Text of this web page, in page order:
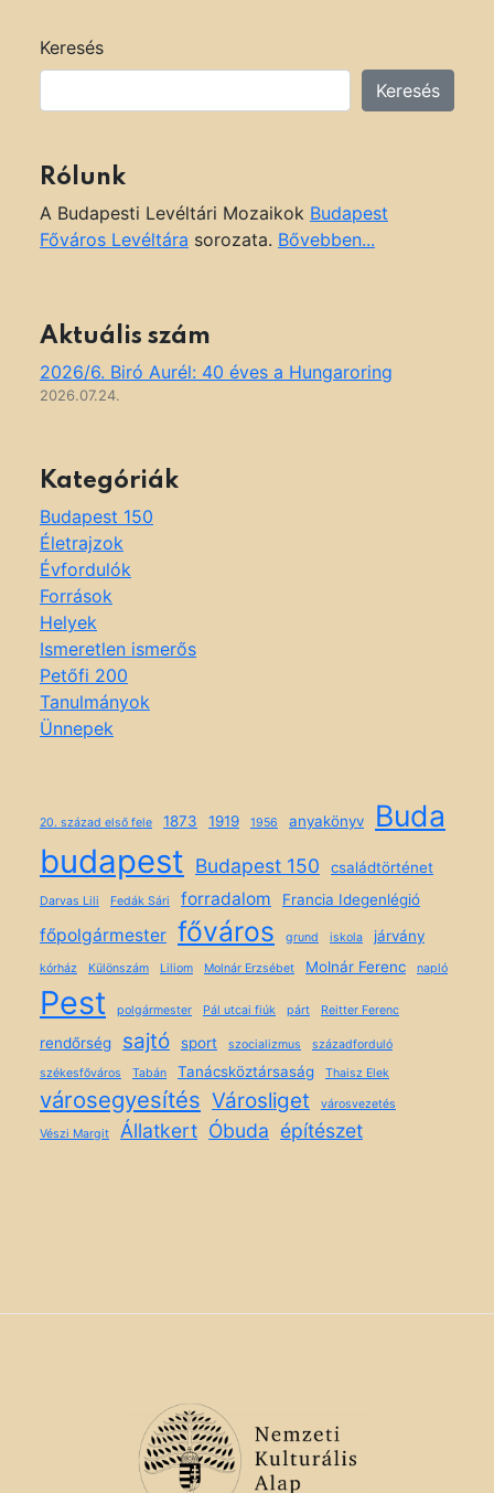
Keresés
Keresés
Rólunk
A Budapesti Levéltári Mozaikok Budapest
Főváros Levéltára sorozata. Bővebben...
Aktuális szám
2026/6. Biró Aurél: 40 éves a Hungaroring
2026.07.24.
Kategóriák
Budapest 150
Életrajzok
Évfordulók
Források
Helyek
Ismeretlen ismerős
Petőfi 200
Tanulmányok
Ünnepek
20. század első fele 1873 1919 1956 anyakönyv Buda
budapest Budapest 150 családtörténet
Darvas Lili Fedák Sári forradalom Francia Idegenlégió
főpolgármester főváros grund iskola járvány
kórház Különszám Liliom Molnár Erzsébet Molnár Ferenc napló
Pest polgármester Pál utcai fiúk párt Reitter Ferenc
rendőrség sajtó sport szocializmus
századforduló
székesfőváros
Tabán Tanácsköztársaság Thaisz Elek
városegyesítés Városliget városvezetés
Vészi Margit Állatkert Óbuda építészet